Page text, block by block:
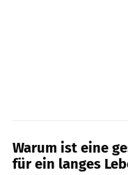
Warum ist eine
für ein langes